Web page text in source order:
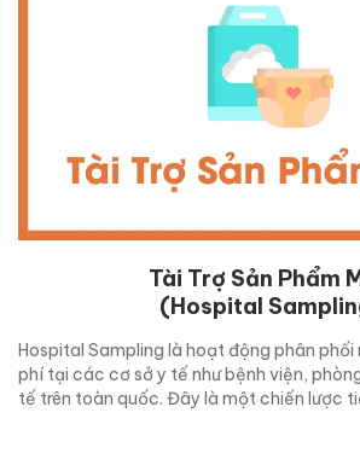
Tài Trợ Sản Phẩm
(Hospital
Hospital Sampling là hoạt động phân phối
phí tại các cơ sở y tế như bệnh viện,
tế trên toàn quốc. Đây là một chiến lược